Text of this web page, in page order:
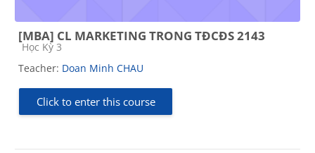
[MBA] CL MARKETING TRONG TĐCĐS 2143
Course category
Học Kỳ 3
Teacher: Doan Minh CHAU
Click to enter this course